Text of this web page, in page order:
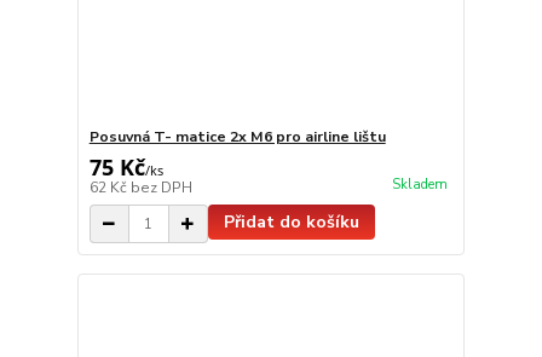
Posuvná T- matice 2x M6 pro airline lištu
75 Kč/ks
62 Kč bez DPH Skladem
Přidat do košíku